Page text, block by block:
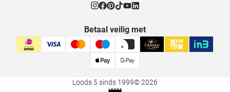
Betaal veilig met
Loods 5 sinds 1999© 2026